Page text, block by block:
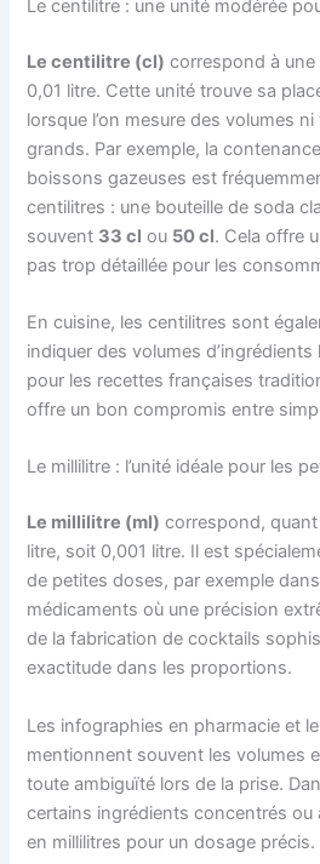
Le centilitre : une unité modérée
Le centilitre (cl) correspond à
0,01 litre. Cette unité trouve sa
lorsque l’on mesure des volumes
grands. Par exemple, la
boissons gazeuses est
centilitres : une bouteille de soda
souvent 33 cl ou 50 cl. Cela offre
pas trop détaillée pour les
En cuisine, les centilitres sont
indiquer des volumes
pour les recettes françaises
offre un bon compromis entre
Le millilitre : l’unité idéale pour les
Le millilitre (ml) correspond, quant
litre, soit 0,001 litre. Il est
de petites doses, par exemple
médicaments où une précision
de la fabrication de cocktails
exactitude dans les proportions.
Les infographies en pharmacie et
mentionnent souvent les volumes
toute ambiguïté lors de la prise.
certains ingrédients concentrés ou
en millilitres pour un dosage précis.